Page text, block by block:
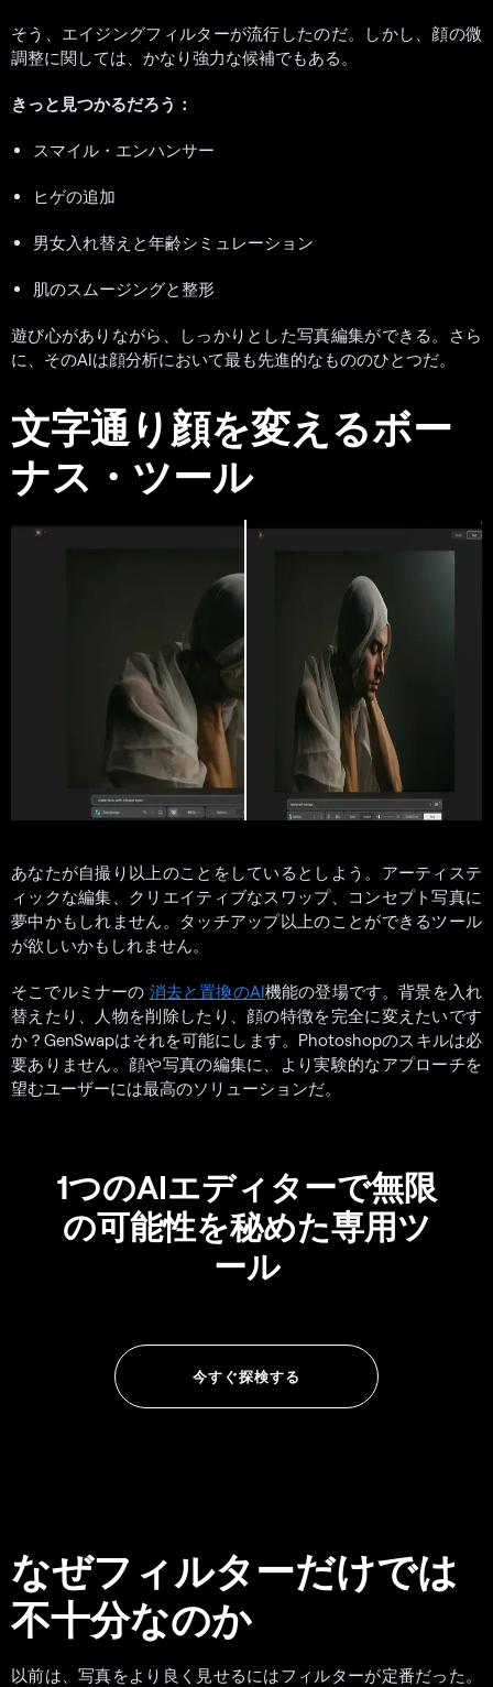
そう、エイジングフィルターが流行したのだ。しかし、顔の微
調整に関しては、かなり強力な候補でもある。
きっと見つかるだろう：
スマイル・エンハンサー
ヒゲの追加
男女入れ替えと年齢シミュレーション
肌のスムージングと整形
遊び心がありながら、しっかりとした写真編集ができる。さら
に、そのAIは顔分析において最も先進的なもののひとつだ。
文字通り顔を変えるボー
ナス・ツール
あなたが自撮り以上のことをしているとしよう。アーティステ
ィックな編集、クリエイティブなスワップ、コンセプト写真に
夢中かもしれません。タッチアップ以上のことができるツール
が欲しいかもしれません。
そこでルミナーの 消去と置換のAI機能の登場です。背景を入れ
替えたり、人物を削除したり、顔の特徴を完全に変えたいです
か？GenSwapはそれを可能にします。Photoshopのスキルは必
要ありません。顔や写真の編集に、より実験的なアプローチを
望むユーザーには最高のソリューションだ。
1つのAIエディターで無限
の可能性を秘めた専用ツ
ール
今すぐ探検する
なぜフィルターだけでは
不十分なのか
以前は、写真をより良く見せるにはフィルターが定番だった。